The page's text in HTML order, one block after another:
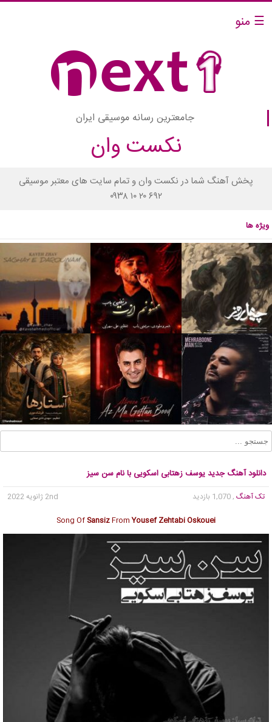
☰ منو
جامعترین رسانه موسیقی ایران
نکست وان
پخش آهنگ شما در نکست وان و تمام سایت های معتبر موسیقی
۰۹۳۸ ۱۰ ۲۰ ۶۹۲
ویژه ها
دانلود آهنگ جدید یوسف زهتابی اسکویی با نام سن سیز
تک آهنگ , 1,070 بازدید
2nd ژانویه 2022
Song Of SansizFromYousef Zehtabi Oskouei